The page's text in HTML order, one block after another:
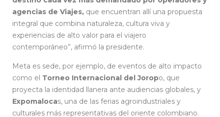
agencias de Viajes, que encuentran allí una propuesta
integral que combina naturaleza, cultura viva y
experiencias de alto valor para el viajero
contemporáneo”, afirmó la presidente.
Meta es sede, por ejemplo, de eventos de alto impacto
como el Torneo Internacional del Joropo, que
proyecta la identidad llanera ante audiencias globales, y
Expomalocas, una de las ferias agroindustriales y
culturales más representativas del oriente colombiano.